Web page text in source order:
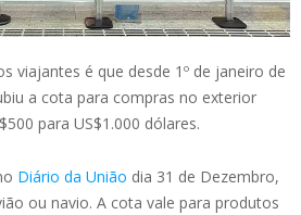
viajantes é que desde 1º de janeiro de
a cota para compras no exterior
para US$1.000 dólares.
Diário da União dia 31 de Dezembro,
ou navio. A cota vale para produtos